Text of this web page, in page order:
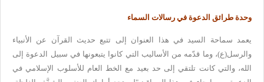
وحدة طرائق الدعوة في رسالات السماء
يعمد سماحة السيد في هذا العنوان إلى تتبع حديث القرآن عن الأنبياء
والرسل(ع)، وما قدّمه من الأساليب التي كانوا يتبعونها في سبيل الدعوة إلى
الله، والتي كانت تلتقي إلى حد بعيد مع الخط العام للأسلوب الإسلامي في